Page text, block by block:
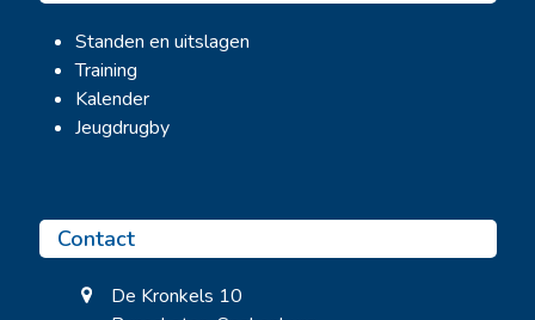
Standen en uitslagen
Training
Kalender
Jeugdrugby
Contact
De Kronkels 10